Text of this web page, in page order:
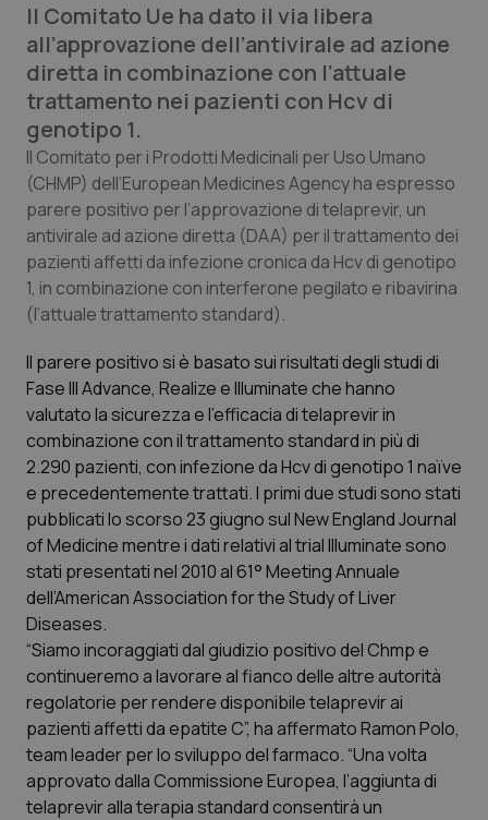
Scienza e Farmaci
Studi e Analisi
Lettere al direttore
Edizioni Regionali
QS Pro
Abruzzo
Basilicata
Calabria
Campania
Emilia-Romagna
Friuli Venezia Giulia
Lazio
Liguria
QS Pro Gold
Artrite & artrosi
Asma & BPCO
Car-T
Colesterolo & coronaropatie
Dermatite Atopica
Diabete & glucometri
Disturbi dell’umore
QS Club Newsletter
Il Comitato Ue ha dato il via libera
all’approvazione dell’antivirale ad azione
diretta in combinazione con l’attuale
trattamento nei pazienti con Hcv di
genotipo 1.
Il Comitato per i Prodotti Medicinali per Uso Umano
(CHMP) dell’European Medicines Agency ha espresso
parere positivo per l’approvazione di telaprevir, un
antivirale ad azione diretta (DAA) per il trattamento dei
pazienti affetti da infezione cronica da Hcv di genotipo
1, in combinazione con interferone pegilato e ribavirina
(l’attuale trattamento standard).
Il parere positivo si è basato sui risultati degli studi di
Fase III Advance, Realize e Illuminate che hanno
valutato la sicurezza e l’efficacia di telaprevir in
combinazione con il trattamento standard in più di
2.290 pazienti, con infezione da Hcv di genotipo 1 naïve
e precedentemente trattati. I primi due studi sono stati
pubblicati lo scorso 23 giugno sul New England Journal
of Medicine mentre i dati relativi al trial Illuminate sono
stati presentati nel 2010 al 61° Meeting Annuale
dell’American Association for the Study of Liver
Diseases.
“Siamo incoraggiati dal giudizio positivo del Chmp e
continueremo a lavorare al fianco delle altre autorità
regolatorie per rendere disponibile telaprevir ai
pazienti affetti da epatite C”, ha affermato Ramon Polo,
team leader per lo sviluppo del farmaco. “Una volta
approvato dalla Commissione Europea, l’aggiunta di
telaprevir alla terapia standard consentirà un